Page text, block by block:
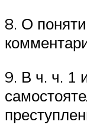
8. О
9. В ч. ч. 1